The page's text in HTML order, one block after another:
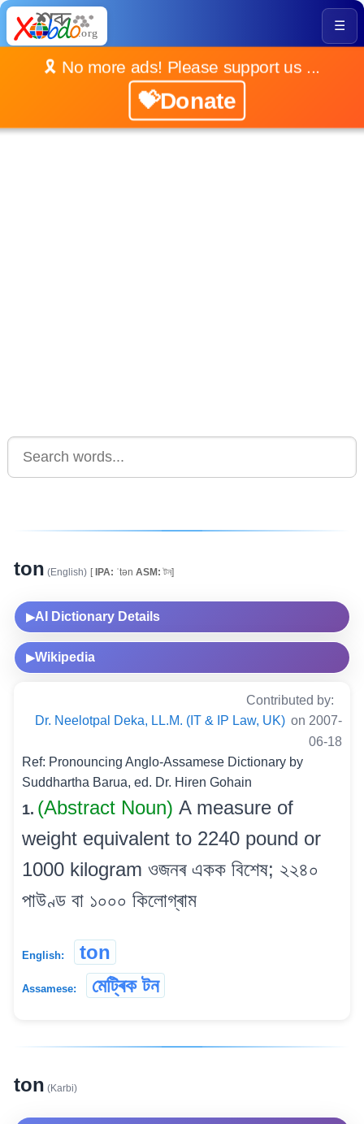
☰
🎗️ No more ads! Please support us ...
💝Donate
ton (English) [IPA: ˈtən ASM: টন]
▶AI Dictionary Details
▶Wikipedia
Contributed by:
Dr. Neelotpal Deka, LL.M. (IT & IP Law, UK) on 2007-
06-18
Ref: Pronouncing Anglo-Assamese Dictionary by
Suddhartha Barua, ed. Dr. Hiren Gohain
1. (Abstract Noun) A measure of
weight equivalent to 2240 pound or
1000 kilogram ওজনৰ একক বিশেষ; ২২৪০
পাউণ্ড বা ১০০০ কিলোগ্ৰাম
English: ton
Assamese: মেট্ৰিক টন
ton (Karbi)